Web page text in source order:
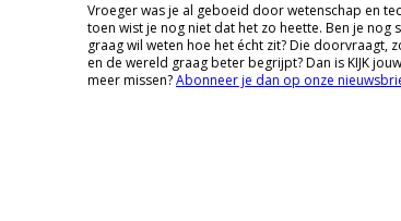
Vroeger was je al geboeid door wetenschap en
toen wist je nog niet dat het zo heette. Ben je nog
graag wil weten hoe het écht zit? Die doorvraagt,
en de wereld graag beter begrijpt? Dan is KIJK
meer missen?Abonneer je dan op onze